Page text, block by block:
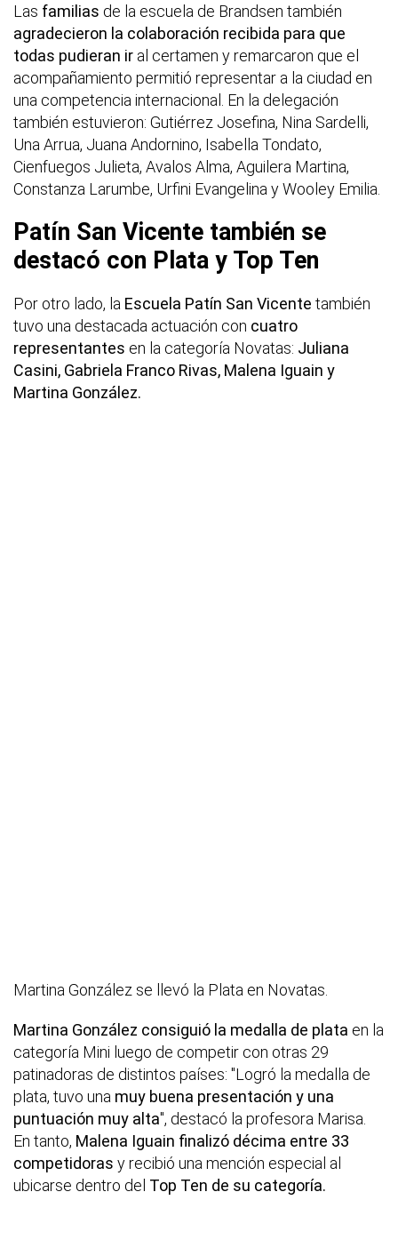
Las familias de la escuela de Brandsen también
agradecieron la colaboración recibida para que
todas pudieran ir al certamen y remarcaron que el
acompañamiento permitió representar a la ciudad en
una competencia internacional. En la delegación
también estuvieron: Gutiérrez Josefina, Nina Sardelli,
Una Arrua, Juana Andornino, Isabella Tondato,
Cienfuegos Julieta, Avalos Alma, Aguilera Martina,
Constanza Larumbe, Urfini Evangelina y Wooley Emilia.
Patín San Vicente también se
destacó con Plata y Top Ten
Por otro lado, la Escuela Patín San Vicente también
tuvo una destacada actuación con cuatro
representantes en la categoría Novatas: Juliana
Casini, Gabriela Franco Rivas, Malena Iguain y
Martina González.
Martina González se llevó la Plata en Novatas.
Martina González consiguió la medalla de plata en la
categoría Mini luego de competir con otras 29
patinadoras de distintos países: "Logró la medalla de
plata, tuvo una muy buena presentación y una
puntuación muy alta", destacó la profesora Marisa.
En tanto, Malena Iguain finalizó décima entre 33
competidoras y recibió una mención especial al
ubicarse dentro del Top Ten de su categoría.